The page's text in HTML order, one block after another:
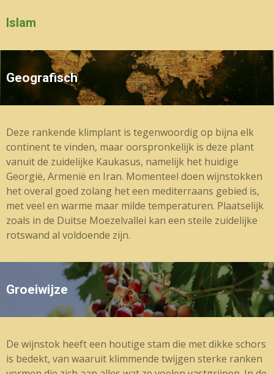
Islam
Geografisch
Deze rankende klimplant is tegenwoordig op bijna elk
continent te vinden, maar oorspronkelijk is deze plant
vanuit de zuidelijke Kaukasus, namelijk het huidige
Georgië, Armenië en Iran. Momenteel doen wijnstokken
het overal goed zolang het een mediterraans gebied is,
met veel en warme maar milde temperaturen. Plaatselijk
zoals in de Duitse Moezelvallei kan een steile zuidelijke
rotswand al voldoende zijn.
Groeiwijze
De wijnstok heeft een houtige stam die met dikke schors
is bedekt, van waaruit klimmende twijgen sterke ranken